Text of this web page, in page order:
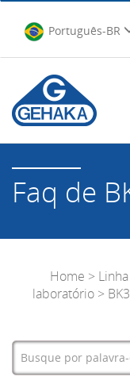
Português-BR
Faq de
Home >
laboratório >